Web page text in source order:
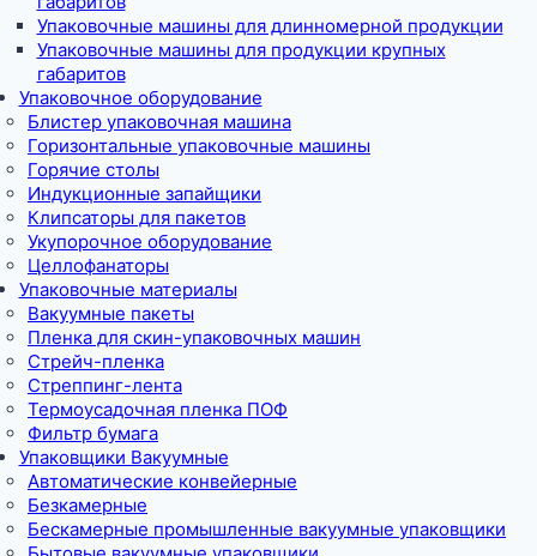
Упаковочные машины для длинномерной продукции
Упаковочные машины для продукции крупных
габаритов
Упаковочное оборудование
Блистер упаковочная машина
Горизонтальные упаковочные машины
Горячие столы
Индукционные запайщики
Клипсаторы для пакетов
Укупорочное оборудование
Целлофанаторы
Упаковочные материалы
Вакуумные пакеты
Пленка для скин-упаковочных машин
Стрейч-пленка
Стреппинг-лента
Термоусадочная пленка ПОФ
Фильтр бумага
Упаковщики Вакуумные
Автоматические конвейерные
Безкамерные
Бескамерные промышленные вакуумные упаковщики